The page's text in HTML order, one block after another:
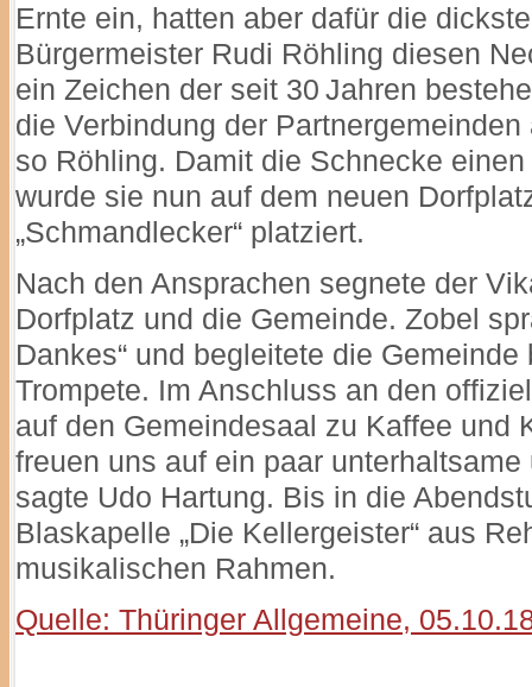
Ernte ein, hatten aber dafür die
Bürgermeister Rudi Röhling diesen
ein Zeichen der seit 30 Jahren
die Verbindung der Partnergemeinden
so Röhling. Damit die Schnecke
wurde sie nun auf dem neuen
„Schmandlecker“ platziert.
Nach den Ansprachen segnete der
Dorfplatz und die Gemeinde. Zobel
Dankes“ und begleitete die
Trompete. Im Anschluss an den
auf den Gemeindesaal zu Kaffee und
freuen uns auf ein paar unterhaltsame
sagte Udo Hartung. Bis in die
Blaskapelle „Die Kellergeister“ aus
musikalischen Rahmen.
Quelle: Thüringer Allgemeine,